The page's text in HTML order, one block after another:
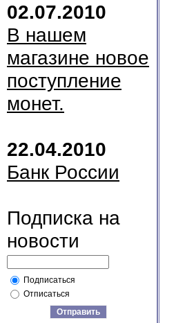
02.07.2010
В нашем
магазине новое
поступление
монет.
22.04.2010
Банк России
Подписка на
новости
Подписаться
Отписаться
Отправить